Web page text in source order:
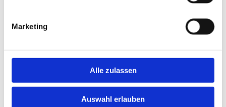
Marketing
Alle zulassen
Auswahl erlauben
genommen. Ich stimme einer elektronischen Speicherung
und Verarbeitung meiner eingegebenen Daten zur